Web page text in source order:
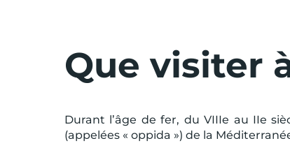
Que visiter
Durant l’âge de fer, du VIIIe au IIe
(appelées « oppida ») de la